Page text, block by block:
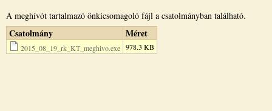
A meghívót tartalmazó önkicsomagoló fájl a csatolmányban található.
Csatolmány Méret
2015_08_19_rk_KT_meghivo.exe 978.3 KB